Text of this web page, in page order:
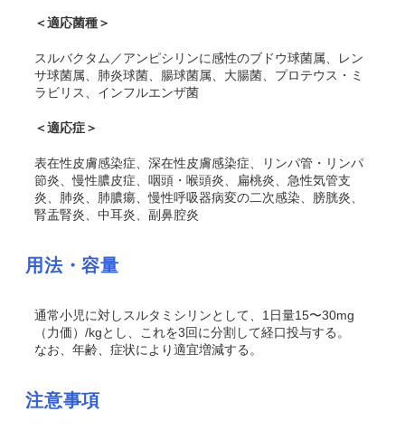
＜適応菌種＞
スルバクタム／アンピシリンに感性のブドウ球菌属、レン
サ球菌属、肺炎球菌、腸球菌属、大腸菌、プロテウス・ミ
ラビリス、インフルエンザ菌
＜適応症＞
表在性皮膚感染症、深在性皮膚感染症、リンパ管・リンパ
節炎、慢性膿皮症、咽頭・喉頭炎、扁桃炎、急性気管支
炎、肺炎、肺膿瘍、慢性呼吸器病変の二次感染、膀胱炎、
腎盂腎炎、中耳炎、副鼻腔炎
用法・容量
通常小児に対しスルタミシリンとして、1日量15〜30mg
（力価）/kgとし、これを3回に分割して経口投与する。
なお、年齢、症状により適宜増減する。
注意事項